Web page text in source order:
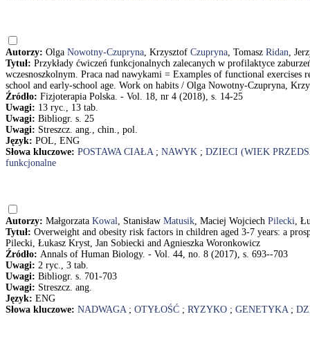
Autorzy: Olga Nowotny-Czupryna, Krzysztof Czupryna, Tomasz Ridan,
Tytuł: Przykłady ćwiczeń funkcjonalnych zalecanych w profilaktyce
wczesnoszkolnym. Praca nad nawykami = Examples of functional
school and early-school age. Work on habits / Olga Nowotny-Czupryna,
Źródło: Fizjoterapia Polska. - Vol. 18, nr 4 (2018), s. 14-25
Uwagi: 13 ryc., 13 tab.
Uwagi: Bibliogr. s. 25
Uwagi: Streszcz. ang., chin., pol.
Język: POL, ENG
Słowa kluczowe: POSTAWA CIAŁA; NAWYK ; DZIECI (WIEK
funkcjonalne
Autorzy: Małgorzata Kowal, Stanisław Matusik, Maciej Wojciech Pilecki,
Tytuł: Overweight and obesity risk factors in children aged 3-7 years: a
Pilecki, Łukasz Kryst, Jan Sobiecki and Agnieszka Woronkowicz
Źródło: Annals of Human Biology. - Vol. 44, no. 8 (2017), s. 693--703
Uwagi: 2 ryc., 3 tab.
Uwagi: Bibliogr. s. 701-703
Uwagi: Streszcz. ang.
Język: ENG
Słowa kluczowe: NADWAGA; OTYŁOŚĆ ; RYZYKO ; GENETYKA;